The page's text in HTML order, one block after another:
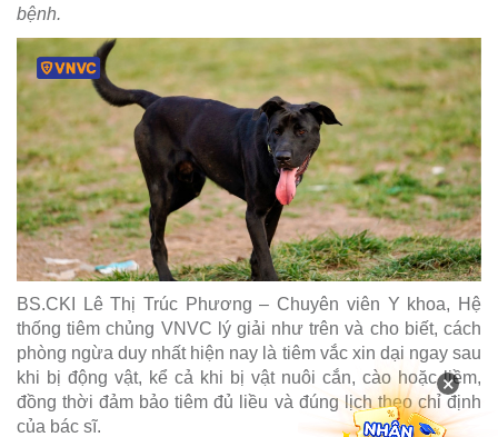
bệnh.
BS.CKI Lê Thị Trúc Phương – Chuyên viên Y khoa, Hệ
thống tiêm chủng VNVC lý giải như trên và cho biết, cách
phòng ngừa duy nhất hiện nay là tiêm vắc xin dại ngay sau
khi bị động vật, kể cả khi bị vật nuôi cắn, cào hoặc liềm,
đồng thời đảm bảo tiêm đủ liều và đúng lịch theo chỉ định
của bác sĩ.
×